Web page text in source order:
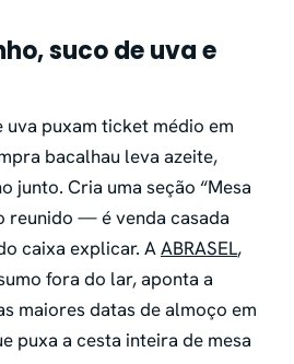
suco de uva e
puxam ticket médio em
bacalhau leva azeite,
junto. Cria uma seção “Mesa
reunido — é venda casada
caixa explicar. AABRASEL,
fora do lar, aponta a
maiores datas de almoço em
puxa a cesta inteira de mesa